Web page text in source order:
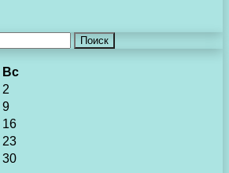
Вс
2
9
16
23
30